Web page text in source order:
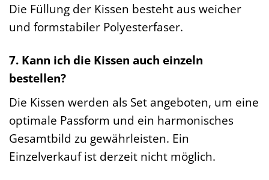
Die Füllung der Kissen besteht aus weicher
und formstabiler Polyesterfaser.
7. Kann ich die Kissen auch einzeln
bestellen?
Die Kissen werden als Set angeboten, um eine
optimale Passform und ein harmonisches
Gesamtbild zu gewährleisten. Ein
Einzelverkauf ist derzeit nicht möglich.